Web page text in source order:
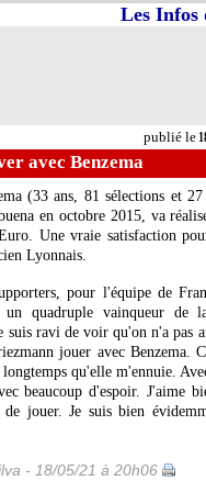
publié le
Les Infos
avec Benzema
(33 ans, 81 sélections et
en octobre 2015, va
Une vraie satisfaction
Lyonnais.
pour l'équipe de
quadruple vainqueur de
suis ravi de voir qu'on n'a pas
jouer avec Benzema.
qu'elle m'ennuie.
beaucoup d'espoir. J'aime
jouer. Je suis bien
- 18/05/21 à 20h06